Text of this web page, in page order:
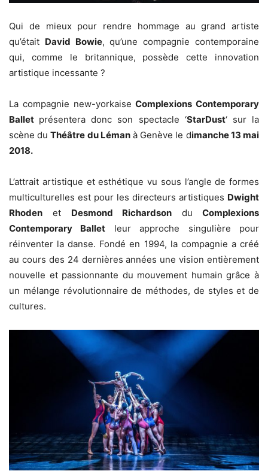
Qui de mieux pour rendre hommage au grand artiste
qu’était David Bowie, qu’une compagnie contemporaine
qui, comme le britannique, possède cette innovation
artistique incessante ?
La compagnie new-yorkaiseComplexions Contemporary
Ballet présentera donc son spectacle ‘StarDust‘ sur la
scène duThéâtre du Lémanà Genève le dimanche 13 mai
2018.
L’attrait artistique et esthétique vu sous l’angle de formes
multiculturelles est pour les directeurs artistiques Dwight
Rhoden et Desmond Richardson du Complexions
Contemporary Ballet leur approche singulière pour
réinventer la danse. Fondé en 1994, la compagnie a créé
au cours des 24 dernières années une vision entièrement
nouvelle et passionnante du mouvement humain grâce à
un mélange révolutionnaire de méthodes, de styles et de
cultures.